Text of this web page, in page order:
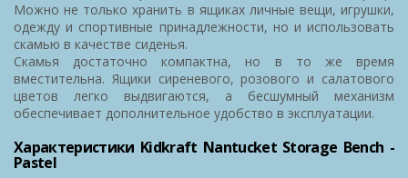
Можно не только хранить в ящиках личные вещи, игрушки,
одежду и спортивные принадлежности, но и использовать
скамью в качестве сиденья.
Скамья достаточно компактна, но в то же время
вместительна. Ящики сиреневого, розового и салатового
цветов легко выдвигаются, а бесшумный механизм
обеспечивает дополнительное удобство в эксплуатации.
Характеристики Kidkraft Nantucket Storage Bench -
Pastel